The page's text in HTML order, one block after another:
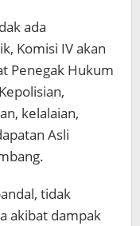
ada
Komisi IV akan
Penegak Hukum
kelalaian,
Asli
tidak
akibat dampak